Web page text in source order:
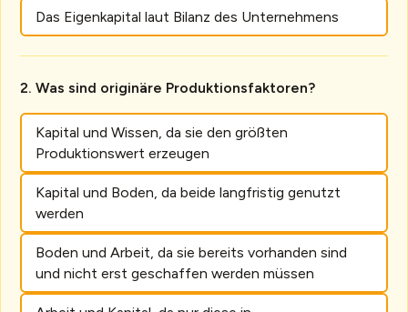
Das Eigenkapital laut Bilanz des Unternehmens
Was sind originäre Produktionsfaktoren?
Kapital und Wissen, da sie den größten
Produktionswert erzeugen
Kapital und Boden, da beide langfristig genutzt
werden
Boden und Arbeit, da sie bereits vorhanden sind
und nicht erst geschaffen werden müssen